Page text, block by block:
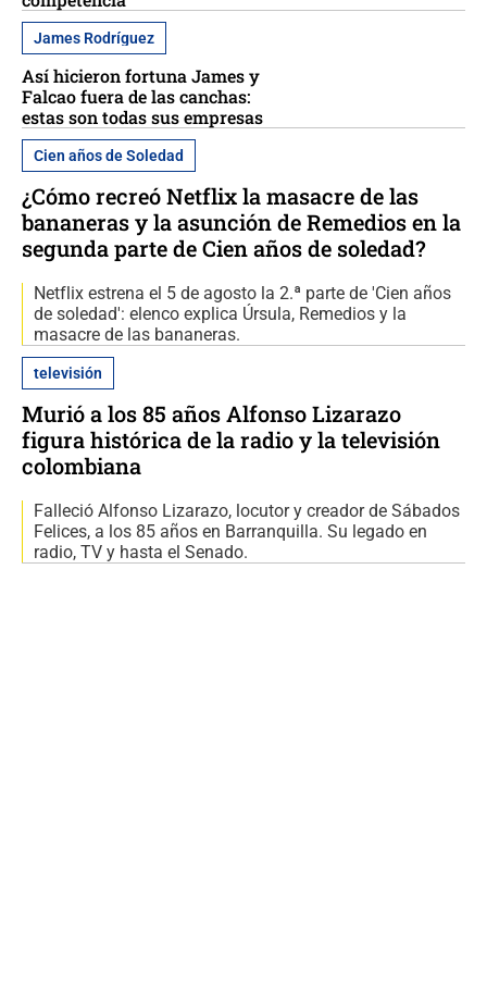
James Rodríguez
Así hicieron fortuna James y
Falcao fuera de las canchas:
estas son todas sus empresas
Cien años de Soledad
¿Cómo recreó Netflix la masacre de las
bananeras y la asunción de Remedios en la
segunda parte de Cien años de soledad?
Netflix estrena el 5 de agosto la 2.ª parte de 'Cien años
de soledad': elenco explica Úrsula, Remedios y la
masacre de las bananeras.
televisión
Murió a los 85 años Alfonso Lizarazo
figura histórica de la radio y la televisión
colombiana
Falleció Alfonso Lizarazo, locutor y creador de Sábados
Felices, a los 85 años en Barranquilla. Su legado en
radio, TV y hasta el Senado.